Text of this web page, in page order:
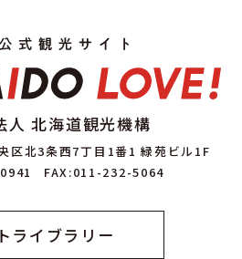
人 北海道観光機構
区北3条西7丁目1番1 緑苑ビル1F
FAX:011-232-5064
ライブラリー